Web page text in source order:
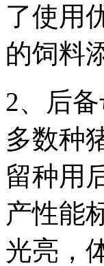
了使用
的饲料
2、后
多数种
留种用
产性能
光亮，